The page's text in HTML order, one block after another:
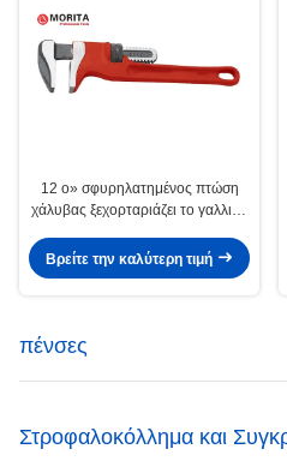
12 ο» σφυρηλατημένος πτώση
χάλυβας ξεχορταριάζει το γαλλικό
τετραγωνική μόνη στερέωση
ομαλή και Toothless
Βρείτε την καλύτερη τιμή
πένσες
Στροφαλοκόλλημα και